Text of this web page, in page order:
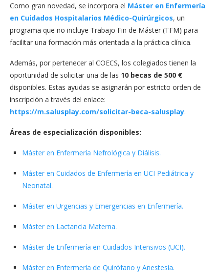
Como gran novedad, se incorpora el Máster en Enfermería
en Cuidados Hospitalarios Médico-Quirúrgicos, un
programa que no incluye Trabajo Fin de Máster (TFM) para
facilitar una formación más orientada a la práctica clínica.
Además, por pertenecer al COECS, los colegiados tienen la
oportunidad de solicitar una de las 10 becas de 500 €
disponibles. Estas ayudas se asignarán por estricto orden de
inscripción a través del enlace:
https://m.salusplay.com/solicitar-beca-salusplay.
Áreas de especialización disponibles:
Máster en Enfermería Nefrológica y Diálisis.
Máster en Cuidados de Enfermería en UCI Pediátrica y
Neonatal.
Máster en Urgencias y Emergencias en Enfermería.
Máster en Lactancia Materna.
Máster de Enfermería en Cuidados Intensivos (UCI).
Máster en Enfermería de Quirófano y Anestesia.